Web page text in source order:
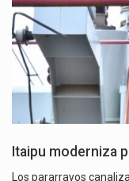
Itaipu moderniza
Los pararrayos